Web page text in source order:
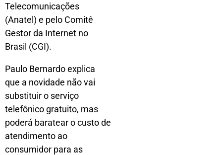
Telecomunicações
(Anatel) e pelo Comitê
Gestor da Internet no
Brasil (CGI).
Paulo Bernardo explica
que a novidade não vai
substituir o serviço
telefônico gratuito, mas
poderá baratear o custo de
atendimento ao
consumidor para as